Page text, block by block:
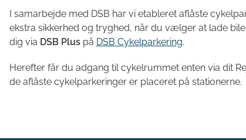
I samarbejde med DSB har vi etableret aflåste
ekstra sikkerhed og tryghed, når du vælger at lade
dig via DSB Plus på DSB Cykelparkering.
Herefter får du adgang til cykelrummet enten via dit
de aflåste cykelparkeringer er placeret på stationerne.